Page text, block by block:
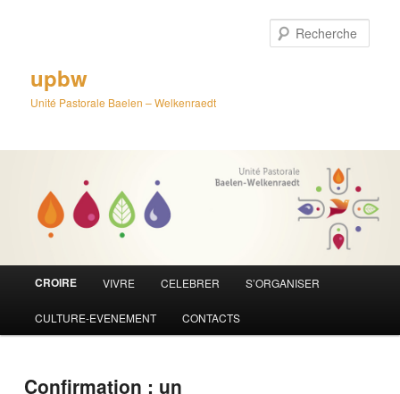
upbw
Unité Pastorale Baelen – Welkenraedt
CROIRE VIVRE CELEBRER S’ORGANISER
CULTURE-EVENEMENT CONTACTS
Confirmation : un